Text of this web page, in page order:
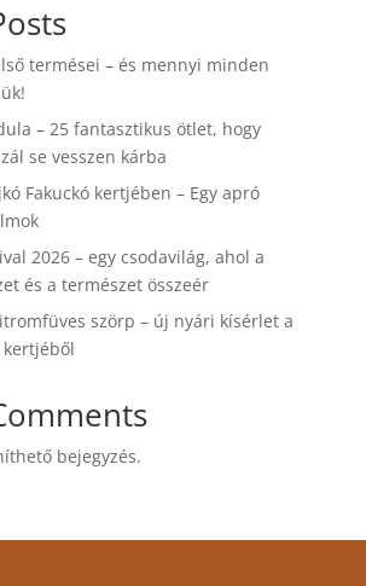
termései – és mennyi minden
– 25 fantasztikus ötlet, hogy
se vesszen kárba
Fakuckó kertjében – Egy apró
2026 – egy csodavilág, ahol a
és a természet összeér
szörp – új nyári kísérlet a
kertjéből
bejegyzés.